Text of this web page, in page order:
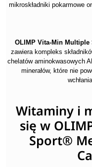
mikroskładniki pokarmowe
OLIMP Vita-Min
zawiera kompleks
chelatów aminokwasowych
minerałów, które nie
Witaminy i
się w
Sport®